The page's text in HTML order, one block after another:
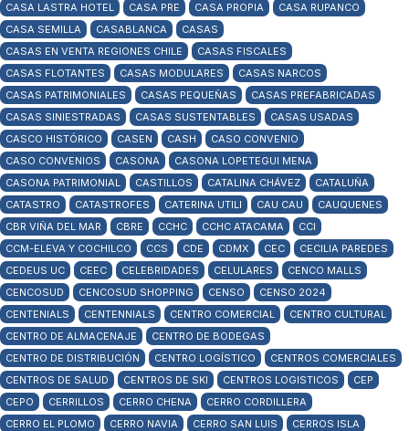
CASA LASTRA HOTEL
CASA PRE CASA PROPIA
CASA RUPANCO
CASA SEMILLA
CASABLANCA
CASAS
CASAS EN VENTA REGIONES CHILE
CASAS FISCALES
CASAS FLOTANTES
CASAS MODULARES
CASAS NARCOS
CASAS PATRIMONIALES
CASAS PEQUEÑAS
CASAS PREFABRICADAS
CASAS SINIESTRADAS
CASAS SUSTENTABLES
CASAS USADAS
CASCO HISTÓRICO
CASEN CASH
CASO CONVENIO
CASO CONVENIOS
CASONA
CASONA LOPETEGUI MENA
CASONA PATRIMONIAL
CASTILLOS CATALINA CHÁVEZ
CATALUÑA
CATASTRO
CATASTROFES CATERINA UTILI CAU CAU
CAUQUENES
CBR VIÑA DEL MAR
CBRE CCHC CCHC ATACAMA
CCI
CCM-ELEVA Y COCHILCO
CCS CDE CDMX CEC
CECILIA PAREDES
CEDEUS UC
CEEC CELEBRIDADES CELULARES
CENCO MALLS
CENCOSUD
CENCOSUD SHOPPING CENSO
CENSO 2024
CENTENIALS
CENTENNIALS CENTRO COMERCIAL
CENTRO CULTURAL
CENTRO DE ALMACENAJE
CENTRO DE BODEGAS
CENTRO DE DISTRIBUCIÓN
CENTRO LOGÍSTICO
CENTROS COMERCIALES
CENTROS DE SALUD
CENTROS DE SKI CENTROS LOGISTICOS
CEP
CEPO
CERRILLOS CERRO CHENA
CERRO CORDILLERA
CERRO EL PLOMO
CERRO NAVIA CERRO SAN LUIS CERROS ISLA